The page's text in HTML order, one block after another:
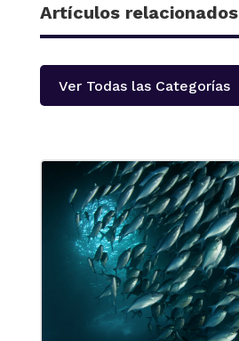
Artículos relacionados
Ver Todas las Categorías